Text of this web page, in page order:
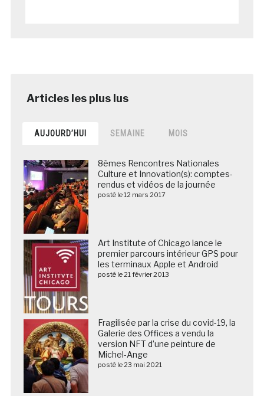
AUJOURD’HUI SEMAINE MOIS
8èmes Rencontres Nationales
Culture et Innovation(s): comptes-
rendus et vidéos de la journée
posté le 12 mars 2017
Art Institute of Chicago lance le
premier parcours intérieur GPS pour
les terminaux Apple et Android
posté le 21 février 2013
Fragilisée par la crise du covid-19, la
Galerie des Offices a vendu la
version NFT d’une peinture de
Michel-Ange
posté le 23 mai 2021